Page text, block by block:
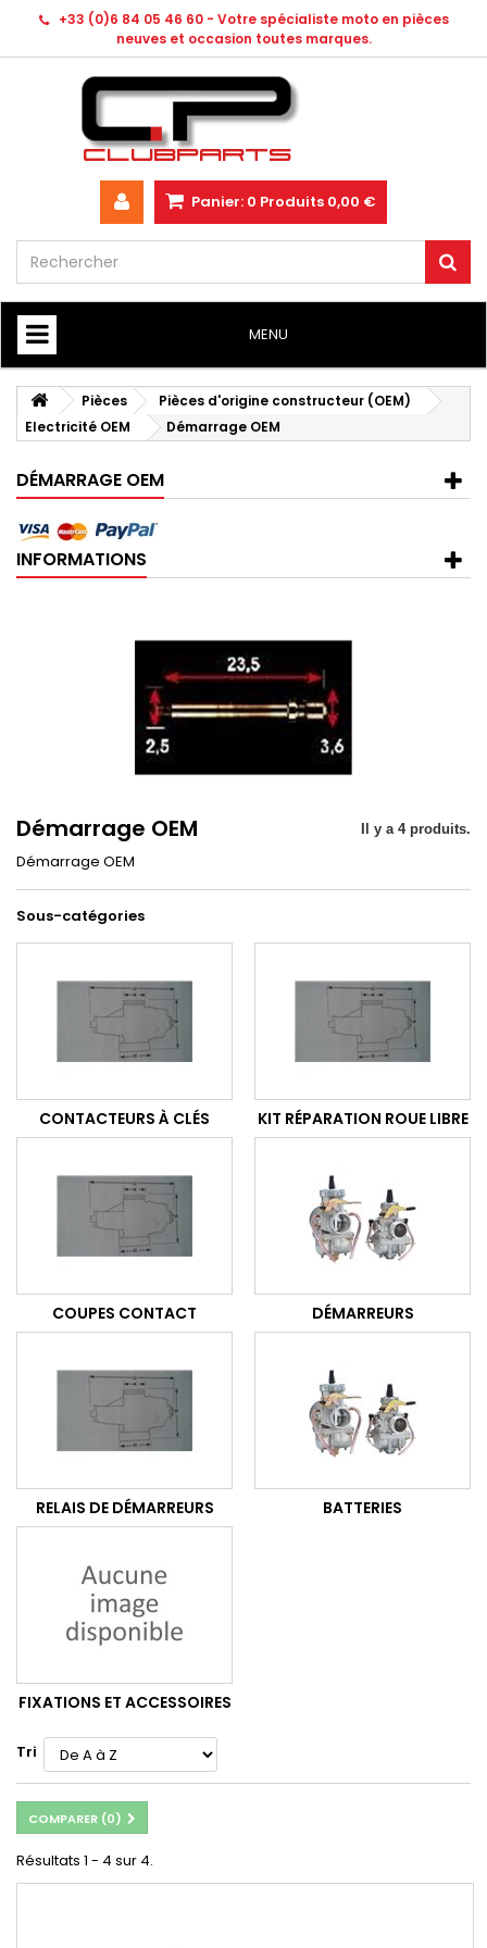
+33 (0)6 84 05 46 60 - Votre spécialiste moto en pièces
neuves et occasion toutes marques.
Panier: 0 Produits 0,00 €
MENU
HOME
Pièces
Pièces d'origine constructeur (OEM)
Electricité OEM
Démarrage OEM
DÉMARRAGE OEM
INFORMATIONS
Démarrage OEM Il y a 4 produits.
Démarrage OEM
Sous-catégories
CONTACTEURS À CLÉS KIT RÉPARATION ROUE LIBRE
COUPES CONTACT DÉMARREURS
RELAIS DE DÉMARREURS BATTERIES
FIXATIONS ET ACCESSOIRES
Tri
COMPARER (0)
Résultats 1 - 4 sur 4.